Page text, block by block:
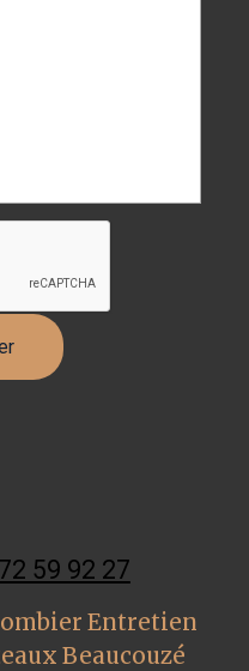
59 92 27
Entretien
Beaucouzé